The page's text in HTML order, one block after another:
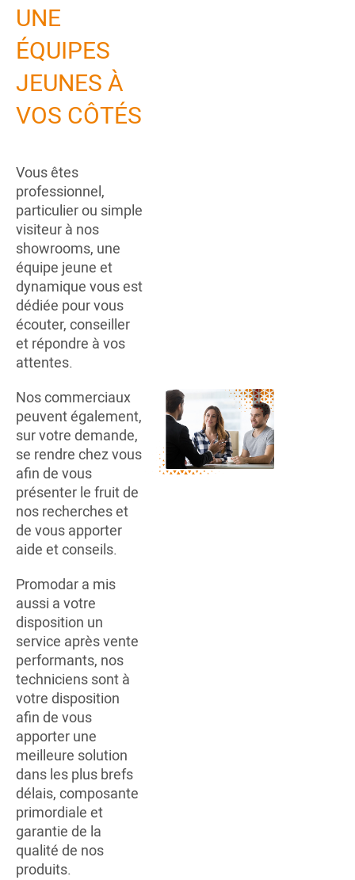
UNE
ÉQUIPES
JEUNES À
VOS CÔTÉS
Vous êtes
professionnel,
particulier ou simple
visiteur à nos
showrooms, une
équipe jeune et
dynamique vous est
dédiée pour vous
écouter, conseiller
et répondre à vos
attentes.
Nos commerciaux
peuvent également,
sur votre demande,
se rendre chez vous
afin de vous
présenter le fruit de
nos recherches et
de vous apporter
aide et conseils.
Promodar a mis
aussi a votre
disposition un
service après vente
performants, nos
techniciens sont à
votre disposition
afin de vous
apporter une
meilleure solution
dans les plus brefs
délais, composante
primordiale et
garantie de la
qualité de nos
produits.